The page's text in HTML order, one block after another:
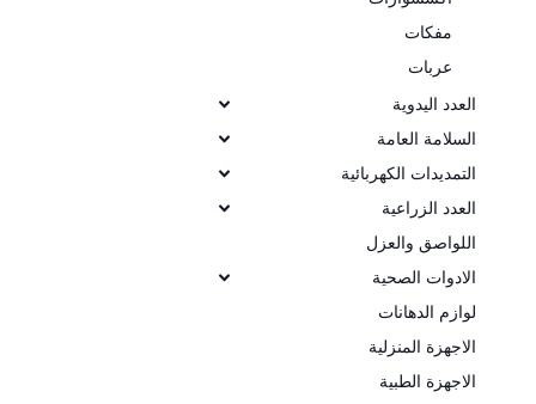
مفكات
عربات
العدد اليدوية
السلامة العامة
التمديدات الكهربائية
العدد الزراعية
اللواصق والعزل
الادوات الصحية
لوازم الدهانات
الاجهزة المنزلية
الاجهزة الطبية